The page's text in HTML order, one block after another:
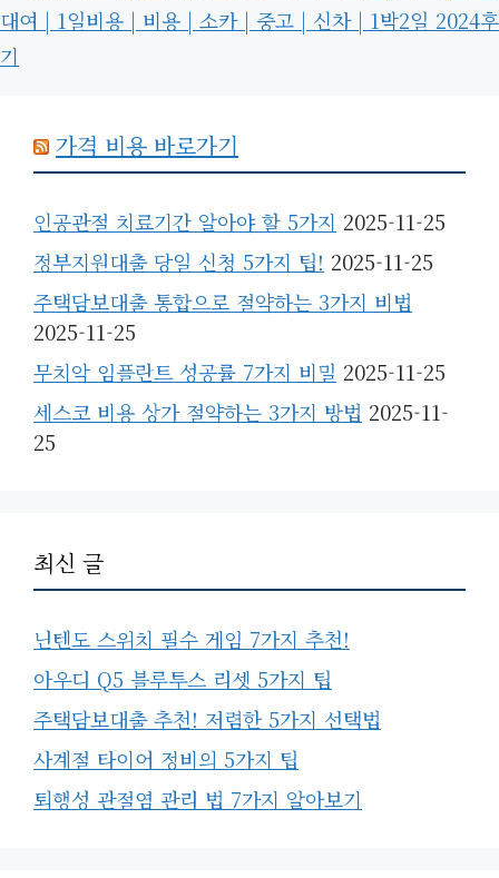
대여 | 1일비용 | 비용 | 소카 | 중고 | 신차 | 1박2일 2024후
기
가격 비용 바로가기
인공관절 치료기간 알아야 할 5가지 2025-11-25
정부지원대출 당일 신청 5가지 팁! 2025-11-25
주택담보대출 통합으로 절약하는 3가지 비법
2025-11-25
무치악 임플란트 성공률 7가지 비밀 2025-11-25
세스코 비용 상가 절약하는 3가지 방법 2025-11-
25
최신 글
닌텐도 스위치 필수 게임 7가지 추천!
아우디 Q5 블루투스 리셋 5가지 팁
주택담보대출 추천! 저렴한 5가지 선택법
사계절 타이어 정비의 5가지 팁
퇴행성 관절염 관리 법 7가지 알아보기